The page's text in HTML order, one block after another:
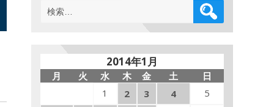
検
索:
2014年1月
月 火 水 木 金 土
日
1
2 3 4
5